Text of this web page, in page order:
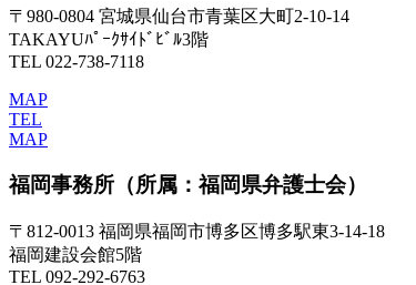
〒980-0804 宮城県仙台市青葉区大町2-10-14
TAKAYUﾊﾟｰｸｻｲﾄﾞﾋﾞﾙ3階
TEL 022-738-7118
MAP
TEL
MAP
福岡事務所 （所属：福岡県弁護士会）
〒812-0013 福岡県福岡市博多区博多駅東3-14-18
福岡建設会館5階
TEL 092-292-6763